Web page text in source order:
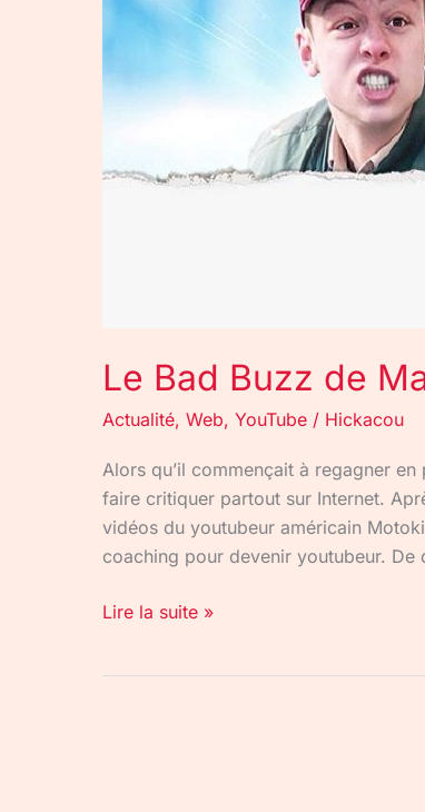
Le Bad Buzz de
Actualité, Web, YouTube / Hickacou
Alors qu’il commençait à regagner
faire critiquer partout sur Internet.
vidéos du youtubeur américain
coaching pour devenir youtubeur.
Lire la suite »